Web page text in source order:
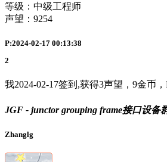
等级：中级工程师
声望： 9254
P:2024-02-17 00:13:38
2
我2024-02-17签到,获得3声望，9金币
JGF - junctor grouping frame接口设备
Zhanglg